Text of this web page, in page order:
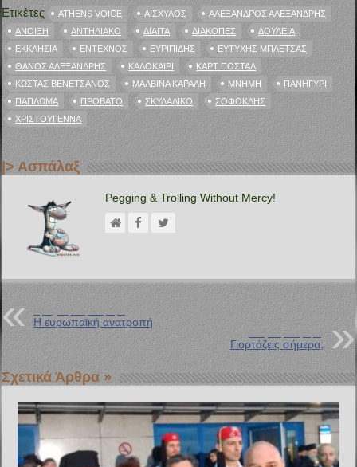
Ετικέτες ATHENS VOICE ΑΙΣΧΎΛΟΣ
ΑΛΈΞΑΝΔΡΟΣ ΑΛΕΞΑΝΔΡΉΣ
ΆΝΟΙΞΗ
ΑΝΤΗΛΙΑΚΌ ΔΊΑΙΤΑ ΔΙΑΚΟΠΈΣ
ΔΟΥΛΕΊΑ
ΕΚΚΛΗΣΊΑ
ΈΝΤΕΧΝΟΣ ΕΥΡΙΠΊΔΗΣ
ΕΥΤΎΧΗΣ ΜΠΛΈΤΣΑΣ
ΘΆΝΟΣ ΑΛΕΞΑΝΔΡΉΣ
ΚΑΛΟΚΑΊΡΙ
ΚΑΡΤ ΠΟΣΤΆΛ
ΚΏΣΤΑΣ ΒΕΝΕΤΣΆΝΟΣ
ΜΑΛΒΊΝΑ ΚΆΡΑΛΗ ΜΝΉΜΗ
ΠΑΝΗΓΎΡΙ
ΠΆΠΛΩΜΑ
ΠΡΌΒΑΤΟ ΣΚΥΛΆΔΙΚΟ
ΣΟΦΟΚΛΉΣ
ΧΡΙΣΤΟΎΓΕΝΝΑ
|> Ασπάλαξ
Pegging & Trolling Without Mercy!
Προηγούμενη Ανάρτηση
Η ευρωπαϊκή ανατροπή
Επόμενη Ανάρτηση
Γιορτάζεις σήμερα;
Σχετικά Άρθρα »